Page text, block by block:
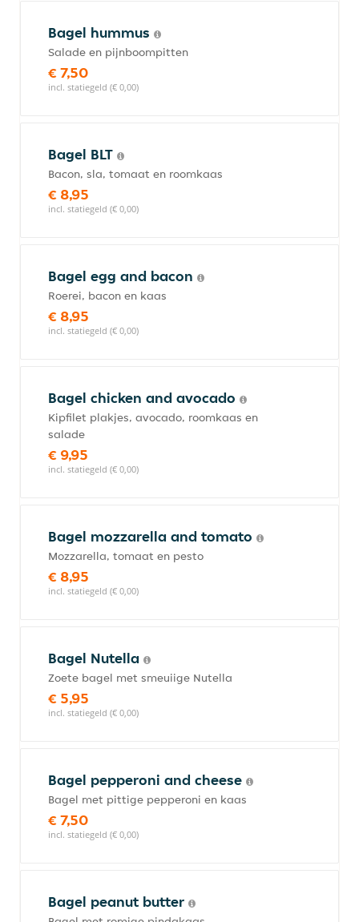
Bagel hummus
Salade en pijnboompitten
€ 7,50
incl. statiegeld (€ 0,00)
Bagel BLT
Bacon, sla, tomaat en roomkaas
€ 8,95
incl. statiegeld (€ 0,00)
Bagel egg and bacon
Roerei, bacon en kaas
€ 8,95
incl. statiegeld (€ 0,00)
Bagel chicken and avocado
Kipfilet plakjes, avocado, roomkaas en
salade
€ 9,95
incl. statiegeld (€ 0,00)
Bagel mozzarella and tomato
Mozzarella, tomaat en pesto
€ 8,95
incl. statiegeld (€ 0,00)
Bagel Nutella
Zoete bagel met smeuiige Nutella
€ 5,95
incl. statiegeld (€ 0,00)
Bagel pepperoni and cheese
Bagel met pittige pepperoni en kaas
€ 7,50
incl. statiegeld (€ 0,00)
Bagel peanut butter